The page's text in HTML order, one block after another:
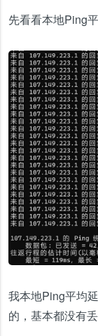
先看看本地Ping
我本地Ping平均
的，基本都没有丢